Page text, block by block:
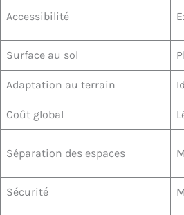
Accessibilité
Surface au sol
Adaptation au terrain
Coût global
Séparation des espaces
Sécurité